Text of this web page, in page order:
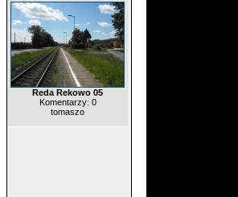
Reda Rekowo 05
Komentarzy: 0
tomaszo